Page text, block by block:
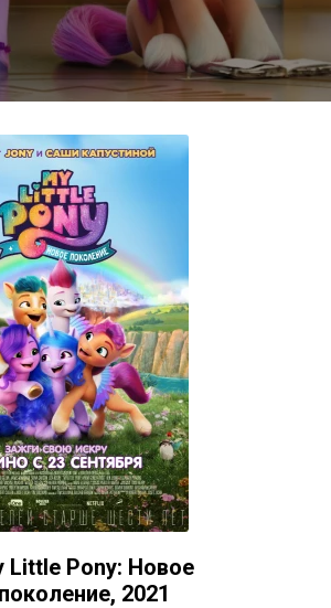
Little Pony: Новое
поколение, 2021